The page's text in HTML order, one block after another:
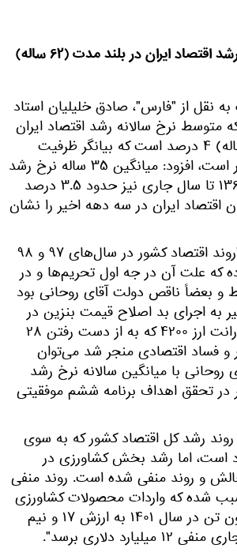
متوسط نرخ سالانه رشد اقتصاد ایران در بلند مدت (۶۲ ساله)
نقل از "فارس"، صادق خلیلیان استاد
متوسط نرخ سالانه رشد اقتصاد ایران
در بلند مدت (۶۲ ساله) ۴ درصد است که بیانگر ظرفیت
حقیقی اقتصاد کشور است، افزود: میانگین ۳۵ ساله نرخ رشد
اقتصادی کشور از ۱۳۶۸ تا سال جاری نیز حدود ۳.۵ درصد
اقتصاد ایران در سه دهه اخیر را نشان
خلیلیان ادامه داد:‌ "روند اقتصاد کشور در سال‌های ۹۷ و ۹۸
که علت آن در جه اول تحریم‌ها و در
و بعضاً ناقص دولت آقای روحانی بود
به اجرای بد اصلاح قیمت بنزین در
سال ۹۸ و سیاست رانت ارز ۴۲۰۰ که به از دست رفتن ۲۸
و فساد اقتصادی منجر شد می‌­توان
روحانی با میانگین سالانه نرخ رشد
تحقق اهداف برنامه ششم موفقیتی
رشد کل اقتصاد کشور که به سوی
است، اما رشد بخش کشاورزی در
و روند منفی شده است. روند منفی
شده که واردات محصولات کشاورزی
به بیش از ۲۵ میلیون تن در سال ۱۴۰۱ به ارزش ۱۷ و نیم
دلاری برسد".